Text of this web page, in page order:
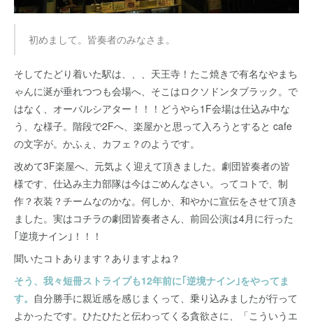
初めまして。皆奏者のみなさま。
そしてたどり着いた駅は、、、天王寺！たこ焼きで有名なやまち
ゃんに涎が垂れつつも会場へ、そこはロクソドンタブラック。で
はなく、オーバルシアター！！！どうやら1F会場は仕込み中な
う、な様子。階段で2Fへ、楽屋かと思って入ろうとすると cafe
の文字が。かふぇ、カフェ？のようです。
改めて3F楽屋へ、元気よく迎えて頂きました。劇団皆奏者の皆
様です、仕込み主力部隊は今はごめんなさい。ってコトで、制
作？衣装？チームなのかな。何しか、和やかに宣伝をさせて頂き
ました。実はコチラの劇団皆奏者さん、前回公演は4月に行った
｢逆境ナイン｣！！！
聞いたコトあります？ありますよね？
そう、我々短冊ストライプも12年前に｢逆境ナイン｣をやってま
す。 自分勝手に親近感を感じまくって、乗り込みましたが行って
よかったです。ひたひたと伝わってくる貪欲さに、「こういうエ